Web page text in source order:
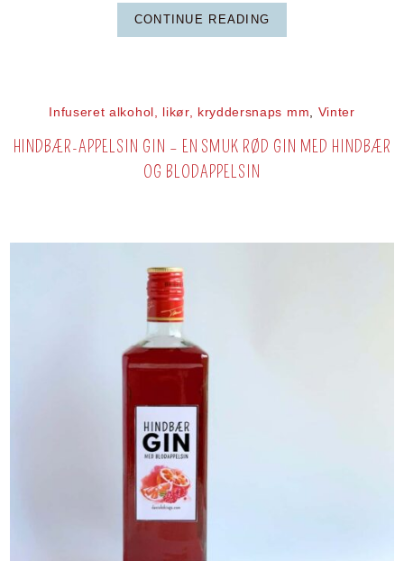
CONTINUE READING
Infuseret alkohol, likør, kryddersnaps mm Vinter
HINDBÆR-APPELSIN GIN – EN SMUK RØD GIN MED HINDBÆR
OG BLODAPPELSIN